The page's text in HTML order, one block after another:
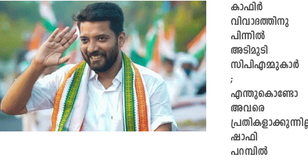
കാഫിർ
വിവാദത്തിനു
പിന്നില്‍
അടിമുടി
സിപിഎമ്മുകാർ
;
എന്തുകൊണ്ടോ
അവരെ
ഷാഫി
പറമ്പിൽ